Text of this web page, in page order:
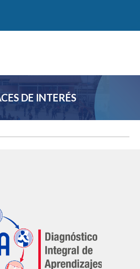
DE INTERÉS